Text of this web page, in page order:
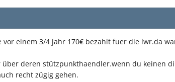
einem 3/4 jahr 170€ bezahlt fuer die lwr.da
deren stützpunkthaendler.wenn du keinen
recht zügig gehen.